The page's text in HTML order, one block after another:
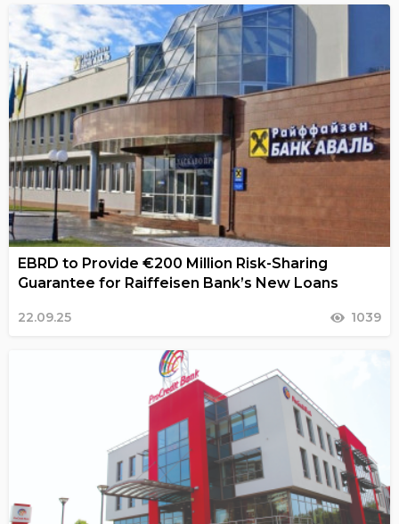
EBRD to Provide €200 Million Risk-Sharing
Guarantee for Raiffeisen Bank’s New Loans
22.09.25 1039